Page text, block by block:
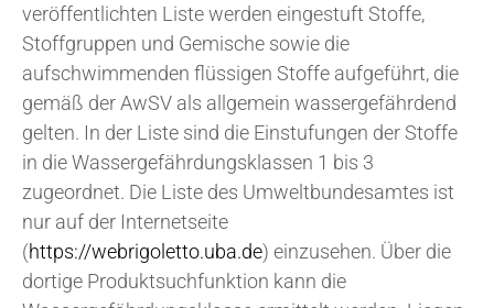
veröffentlichten Liste werden eingestuft Stoffe,
Stoffgruppen und Gemische sowie die
aufschwimmenden flüssigen Stoffe aufgeführt, die
gemäß der AwSV als allgemein wassergefährdend
gelten. In der Liste sind die Einstufungen der Stoffe
in die Wassergefährdungsklassen 1 bis 3
zugeordnet. Die Liste des Umweltbundesamtes ist
nur auf der Internetseite
(https://webrigoletto.uba.de) einzusehen. Über die
dortige Produktsuchfunktion kann die